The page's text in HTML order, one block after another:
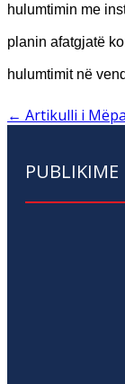
hulumtimin me
planin afatgjatë
hulumtimit në
← Artikulli i
PUBLIKIME